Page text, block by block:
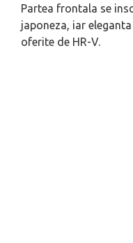
Partea frontala se
japoneza, iar
oferite de HR-V.